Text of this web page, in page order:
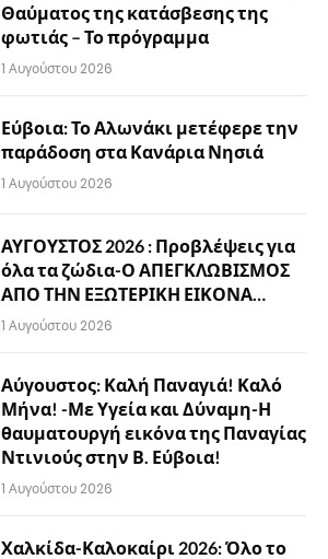
Θαύματος της κατάσβεσης της
φωτιάς – Το πρόγραμμα
1 Αυγούστου 2026
Εύβοια: Το Αλωνάκι μετέφερε την
παράδοση στα Κανάρια Νησιά
1 Αυγούστου 2026
ΑΥΓΟΥΣΤΟΣ 2026 : Προβλέψεις για
όλα τα ζώδια-Ο ΑΠΕΓΚΛΩΒΙΣΜΟΣ
ΑΠΟ ΤΗΝ ΕΞΩΤΕΡΙΚΗ ΕΙΚΟΝΑ…
1 Αυγούστου 2026
Αύγουστος: Καλή Παναγιά! Καλό
Μήνα! -Με Υγεία και Δύναμη-Η
θαυματουργή εικόνα της Παναγίας
Ντινιούς στην Β. Εύβοια!
1 Αυγούστου 2026
Χαλκίδα-Καλοκαίρι 2026: Όλο το